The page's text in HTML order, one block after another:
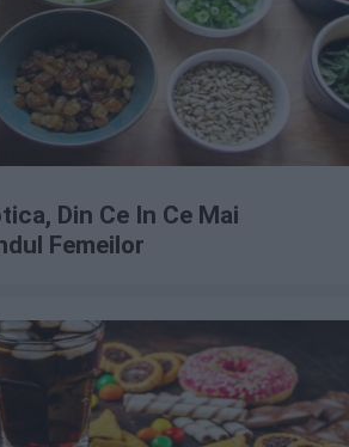
Din Ce In Ce Mai
Femeilor